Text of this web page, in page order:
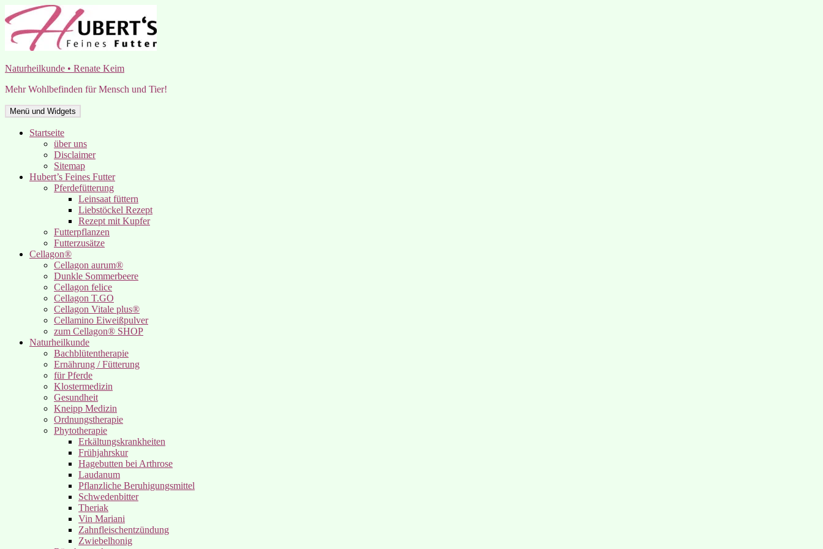
Zum
Inhalt
springen
Naturheilkunde • Renate Keim
Mehr Wohlbefinden für Mensch und Tier!
Menü und Widgets
Startseite
über uns
Disclaimer
Sitemap
Hubert’s Feines Futter
Pferdefütterung
Leinsaat füttern
Liebstöckel Rezept
Rezept mit Kupfer
Futterpflanzen
Futterzusätze
Cellagon®
Cellagon aurum®
Dunkle Sommerbeere
Cellagon felice
Cellagon T.GO
Cellagon Vitale plus®
Cellamino Eiweißpulver
zum Cellagon® SHOP
Naturheilkunde
Bachblütentherapie
Ernährung / Fütterung
für Pferde
Klostermedizin
Gesundheit
Kneipp Medizin
Ordnungstherapie
Phytotherapie
Erkältungskrankheiten
Frühjahrskur
Hagebutten bei Arthrose
Laudanum
Pflanzliche Beruhigungsmittel
Schwedenbitter
Theriak
Vin Mariani
Zahnfleischentzündung
Zwiebelhonig